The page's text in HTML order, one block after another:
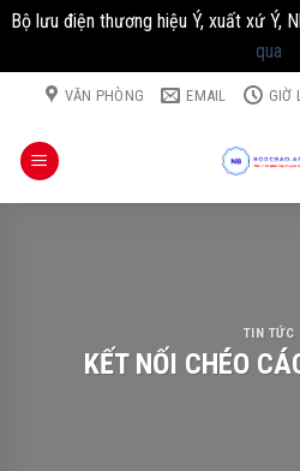
Bộ lưu điện thương hiệu Ý, xuất xứ Ý,
qua
Chuyển
dung
VĂN PHÒNG EMAIL GIỜ
TIN TỨC
KẾT NỐI CHÉO